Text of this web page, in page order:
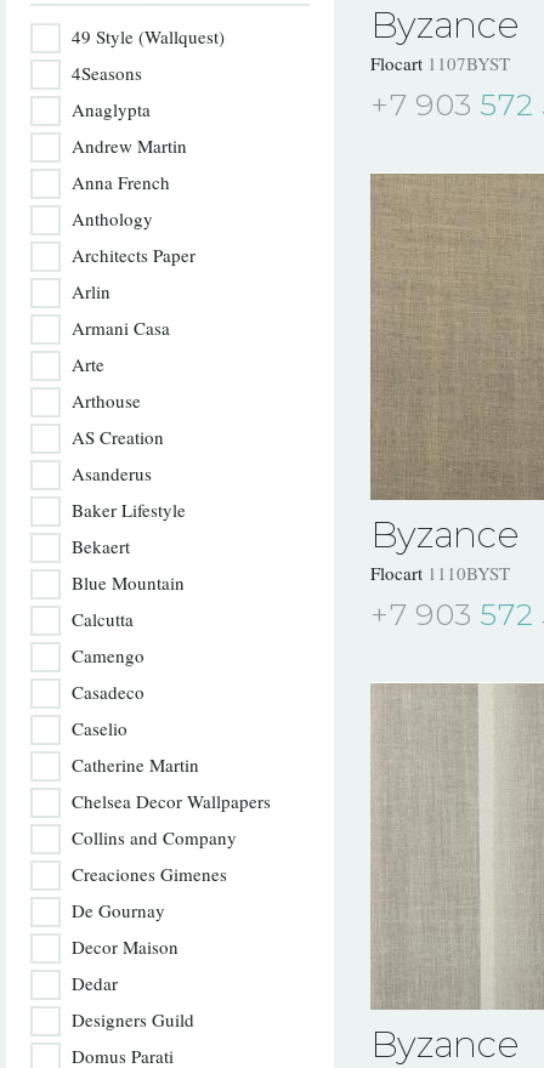
49 Style (Wallquest)
4Seasons
Anaglypta
Andrew Martin
Anna French
Anthology
Architects Paper
Arlin
Armani Casa
Arte
Arthouse
AS Creation
Asanderus
Baker Lifestyle
Bekaert
Blue Mountain
Calcutta
Camengo
Casadeco
Caselio
Catherine Martin
Chelsea Decor Wallpapers
Collins and Company
Creaciones Gimenes
De Gournay
Decor Maison
Dedar
Designers Guild
Domus Parati
Byzance
Flocart 1107BYST
+7 903 572
Byzance
Flocart 1110BYST
+7 903 572
Byzance